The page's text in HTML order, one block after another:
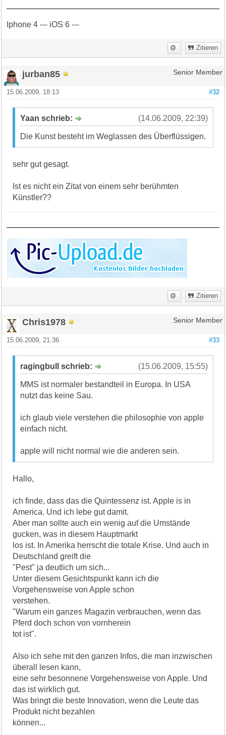
Iphone 4 --- iOS 6 ---
Zitieren
jurban85 Senior Member
#32
15.06.2009, 18:13
(14.06.2009, 22:39)
Yaan schrieb:
Die Kunst besteht im Weglassen des Überflüssigen.
sehr gut gesagt.
Ist es nicht ein Zitat von einem sehr berühmten
Künstler??
Zitieren
Chris1978 Senior Member
#33
15.06.2009, 21:36
(15.06.2009, 15:55)
ragingbull schrieb:
MMS ist normaler bestandteil in Europa. In USA
nutzt das keine Sau.
ich glaub viele verstehen die philosophie von apple
einfach nicht.
apple will nicht normal wie die anderen sein.
Hallo,
ich finde, dass das die Quintessenz ist. Apple is in
America. Und ich lebe gut damit.
Aber man sollte auch ein wenig auf die Umstände
gucken, was in diesem Hauptmarkt
los ist. In Amerika herrscht die totale Krise. Und auch in
Deutschland greift die
"Pest" ja deutlich um sich...
Unter diesem Gesichtspunkt kann ich die
Vorgehensweise von Apple schon
verstehen.
"Warum ein ganzes Magazin verbrauchen, wenn das
Pferd doch schon von vornherein
tot ist".
Also ich sehe mit den ganzen Infos, die man inzwischen
überall lesen kann,
eine sehr besonnene Vorgehensweise von Apple. Und
das ist wirklich gut.
Was bringt die beste Innovation, wenn die Leute das
Produkt nicht bezahlen
können...